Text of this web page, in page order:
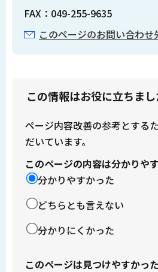
FAX：049-255-9635
このページのお問い合わせ
この情報はお役に立ちまし
ページ内容改善の参考とする
だいています。
このページの内容は分かりや
分かりやすかった
どちらとも言えない
分かりにくかった
このページは見つけやすかっ